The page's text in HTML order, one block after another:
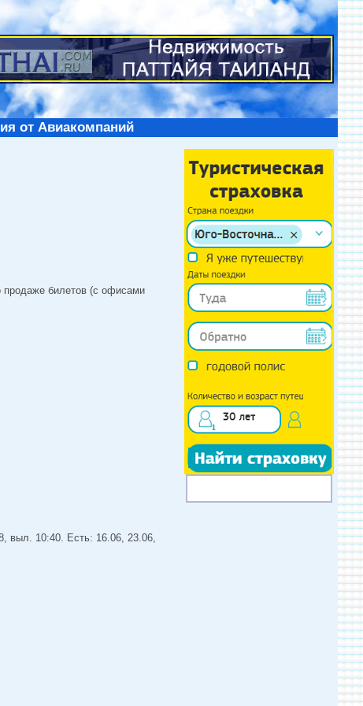
от Авиакомпаний
продаже билетов (с офисами
выл. 10:40. Есть: 16.06, 23.06,